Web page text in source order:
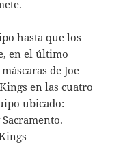
hasta que los
en el último
de Joe
en las cuatro
ubicado: